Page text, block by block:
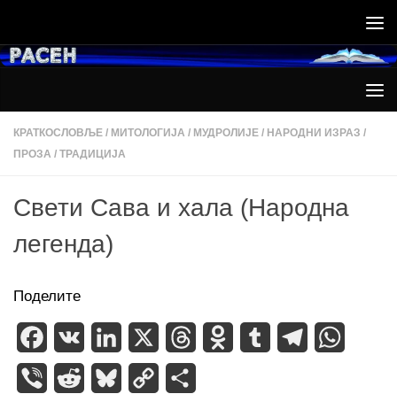
КРАТКОСЛОВЉЕ / МИТОЛОГИЈА / МУДРОЛИЈЕ / НАРОДНИ ИЗРАЗ /
ПРОЗА / ТРАДИЦИЈА
Свети Сава и хала (Народна
легенда)
Поделите
Facebook
VK LinkedIn ThreadsOdnoklassniki
Tumblr Telegram
Viber Reddit BlueskyCopy